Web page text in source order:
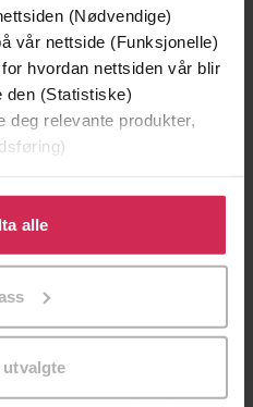
(Nødvendige)
vår nettside (Funksjonelle)
hvordan nettsiden vår blir
den (Statistiske)
relevante produkter,
oss ditt samtykke til å
Du kan også
formål ved å klikke
alle
utvalgte